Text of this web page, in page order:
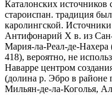
Каталонских источников
староиспан. традиция
каролингской.
Антифонарий X в. из
Мария-ла-Реал-де-Нахера
418), вероятно, не
Наварре центром
(долина р. Эбро в районе
Мильян-де-ла-Коголья,